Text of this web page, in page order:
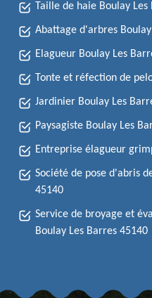
Taille de haie Boulay Les
Abattage d'arbres
Elagueur Boulay Les
Tonte et réfection de
Jardinier Boulay Les
Paysagiste Boulay Les
Entreprise élagueur
Société de pose d'abris
45140
Service de broyage et
Boulay Les Barres 45140